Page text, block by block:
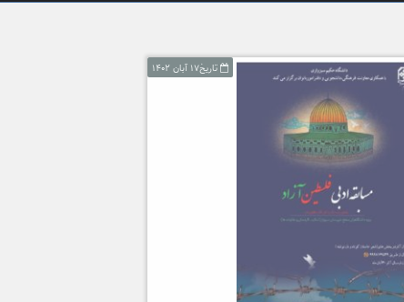
تاریخ۱۷ آبان ۱۴۰۲